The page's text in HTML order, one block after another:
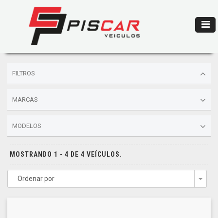
FILTROS
MARCAS
MODELOS
MOSTRANDO 1 - 4 DE 4 VEÍCULOS.
Ordenar por